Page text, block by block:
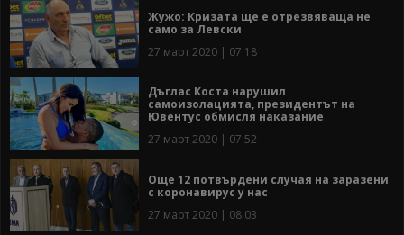
Жужо: Кризата ще е отрезвяваща не
само за Левски
27 март 2020 | 07:18
Дъглас Коста нарушил
самоизолацията, президентът на
Ювентус обмисля наказание
27 март 2020 | 07:52
Още 12 потвърдени случая на заразени
с коронавирус у нас
27 март 2020 | 08:03